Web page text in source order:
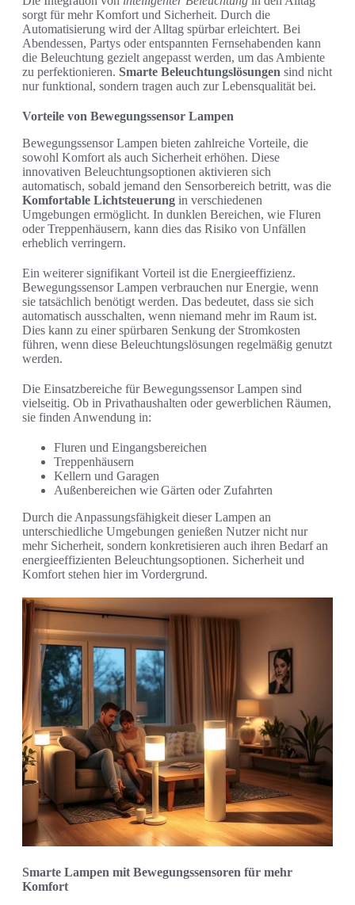
sorgt für mehr Komfort und Sicherheit. Durch die
Automatisierung wird der Alltag spürbar erleichtert. Bei
Abendessen, Partys oder entspannten Fernsehabenden kann
die Beleuchtung gezielt angepasst werden, um das Ambiente
zu perfektionieren. Smarte Beleuchtungslösungen sind nicht
nur funktional, sondern tragen auch zur Lebensqualität bei.
Vorteile von Bewegungssensor Lampen
Bewegungssensor Lampen bieten zahlreiche Vorteile, die
sowohl Komfort als auch Sicherheit erhöhen. Diese
innovativen Beleuchtungsoptionen aktivieren sich
automatisch, sobald jemand den Sensorbereich betritt, was die
Komfortable Lichtsteuerung in verschiedenen
Umgebungen ermöglicht. In dunklen Bereichen, wie Fluren
oder Treppenhäusern, kann dies das Risiko von Unfällen
erheblich verringern.
Ein weiterer signifikant Vorteil ist die Energieeffizienz.
Bewegungssensor Lampen verbrauchen nur Energie, wenn
sie tatsächlich benötigt werden. Das bedeutet, dass sie sich
automatisch ausschalten, wenn niemand mehr im Raum ist.
Dies kann zu einer spürbaren Senkung der Stromkosten
führen, wenn diese Beleuchtungslösungen regelmäßig genutzt
werden.
Die Einsatzbereiche für Bewegungssensor Lampen sind
vielseitig. Ob in Privathaushalten oder gewerblichen Räumen,
sie finden Anwendung in:
Fluren und Eingangsbereichen
Treppenhäusern
Kellern und Garagen
Außenbereichen wie Gärten oder Zufahrten
Durch die Anpassungsfähigkeit dieser Lampen an
unterschiedliche Umgebungen genießen Nutzer nicht nur
mehr Sicherheit, sondern konkretisieren auch ihren Bedarf an
energieeffizienten Beleuchtungsoptionen. Sicherheit und
Komfort stehen hier im Vordergrund.
Smarte Lampen mit Bewegungssensoren für mehr
Komfort